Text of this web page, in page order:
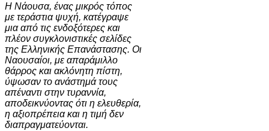
Η Νάουσα, ένας μικρός τόπος
με τεράστια ψυχή, κατέγραψε
μια από τις ενδοξότερες και
πλέον συγκλονιστικές σελίδες
της Ελληνικής Επανάστασης. Οι
Ναουσαίοι, με απαράμιλλο
θάρρος και ακλόνητη πίστη,
ύψωσαν το ανάστημά τους
απέναντι στην τυραννία,
αποδεικνύοντας ότι η ελευθερία,
η αξιοπρέπεια και η τιμή δεν
διαπραγματεύονται.